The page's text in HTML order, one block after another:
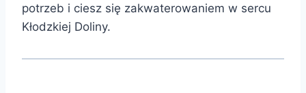
potrzeb i ciesz się zakwaterowaniem w sercu
Kłodzkiej Doliny.